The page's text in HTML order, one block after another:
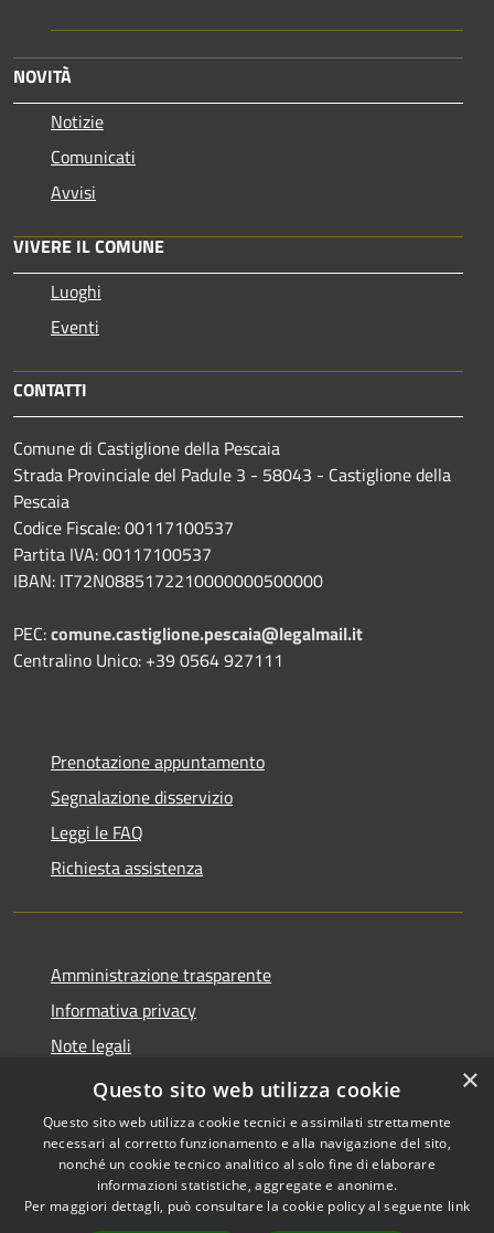
NOVITÀ
Notizie
Comunicati
Avvisi
VIVERE IL COMUNE
Luoghi
Eventi
CONTATTI
Comune di Castiglione della Pescaia
Strada Provinciale del Padule 3 - 58043 - Castiglione della
Pescaia
Codice Fiscale: 00117100537
Partita IVA: 00117100537
IBAN: IT72N0885172210000000500000
PEC:comune.castiglione.pescaia@legalmail.it
Centralino Unico: +39 0564 927111
Prenotazione appuntamento
Segnalazione disservizio
Leggi le FAQ
Richiesta assistenza
Amministrazione trasparente
Informativa privacy
Note legali
Dichiarazione di accessibilità
Accessibilità
Copyright © 2026 • Comune di
Castiglione della Pescaia •
×
Questo sito web utilizza cookie
Questo sito web utilizza cookie tecnici e assimilati strettamente
necessari al corretto funzionamento e alla navigazione del sito,
nonché un cookie tecnico analitico al solo fine di elaborare
informazioni statistiche, aggregate e anonime.
Per maggiori dettagli, può consultare la cookie policy al seguente link